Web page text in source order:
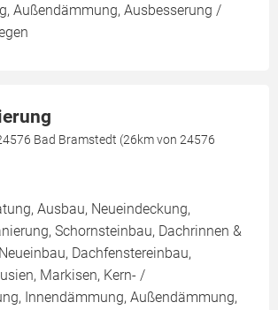
Außendämmung, Ausbesserung /
Bad Bramstedt (26km von 24576
Ausbau, Neueindeckung,
Schornsteinbau, Dachrinnen &
Dachfenstereinbau,
Markisen, Kern- /
Innendämmung, Außendämmung,